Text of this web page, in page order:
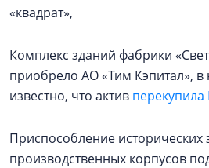
«квадрат»,
Комплекс зданий фабрики
приобрело АО «Тим Кэпитал», в
известно, что актив перекупила
Приспособление
производственных корпусов